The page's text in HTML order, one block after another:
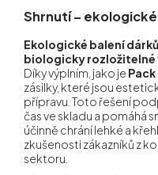
Shrnutí –
Ekologické balení
biologicky rozložitelné
Díky výplním, jako je
zásilky, které jsou
přípravu. Toto řešení
čas ve skladu a pomáhá
účinně chrání lehké a
zkušenosti zákazníků z
sektoru.